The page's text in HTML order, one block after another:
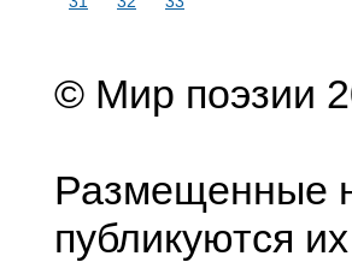
© Мир поэзии
Размещенные
публикуются